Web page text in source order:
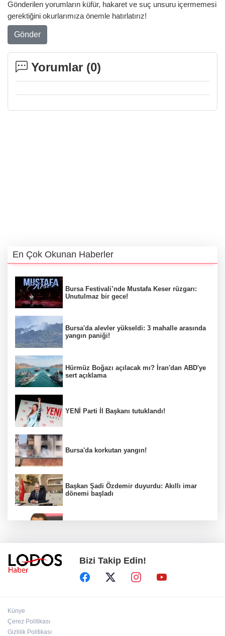
Gönderilen yorumların küfür, hakaret ve suç unsuru içermemesi
gerektiğini okurlarımıza önemle hatırlatırız!
Gönder
Yorumlar (0)
En Çok Okunan Haberler
Bursa Festivali’nde Mustafa Keser rüzgarı:
Unutulmaz bir gece!
Bursa'da alevler yükseldi: 3 mahalle arasında
yangın paniği!
Hürmüz Boğazı açılacak mı? İran'dan ABD'ye
sert açıklama
YENİ Parti İl Başkanı tutuklandı!
Bursa'da korkutan yangın!
Başkan Şadi Özdemir duyurdu: Akıllı imar
dönemi başladı
Bakan Gürlek duyurdu: İki çocuk cinayeti
aydınlatıldı!
Bizi Takip Edin!
Künye
Çerez Politikası
Gizlilik Politikası